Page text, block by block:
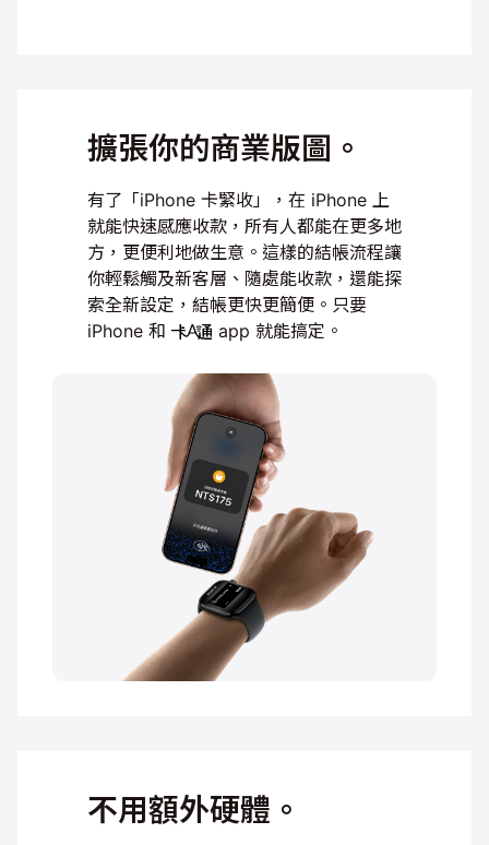
擴張你的商業版圖。
有了「iPhone 卡緊收」，在 iPhone 上
就能快速感應收款，所有人都能在更多地
方，更便利地做生意。 這樣的結帳流程讓
你輕鬆觸及新客層、隨處能收款， 還能探
索全新設定，結帳更快更簡便。只要
iPhone 和 app 就能搞定。
不用額外硬體。